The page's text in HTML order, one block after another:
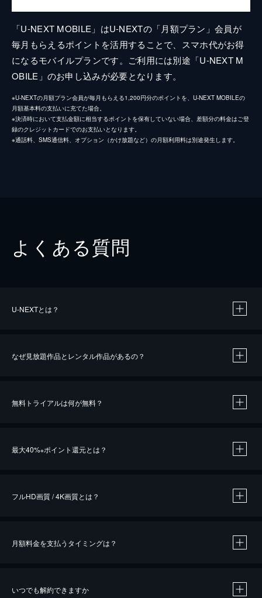
「U-NEXT MOBILE」はU-NEXTの「月額プラン」会員が
毎月もらえるポイントを活用することで、スマホ代がお得
になるモバイルプランです。ご利用には別途「U-NEXT M
OBILE」のお申し込みが必要となります。
※U-NEXTの月額プラン会員が毎月もらえる1,200円分のポイントを、U-NEXT MOBILEの
月額基本料の支払いに充てた場合。
※決済時において支払金額に相当するポイントを保有していない場合、差額分の料金はご登
録のクレジットカードでのお支払いとなります。
※通話料、SMS通信料、オプション（かけ放題など）の月額利用料は別途発生します。
よくある質問
U-NEXTとは？
なぜ見放題作品とレンタル作品があるの？
無料トライアルは何が無料？
最大40%※ポイント還元とは？
※40％ポイント還元の対象は、クレジットカード決済による作品の購入 / レンタルです。
フルHD画質 / 4K画質とは？
月額料金を支払うタイミングは？
いつでも解約できますか